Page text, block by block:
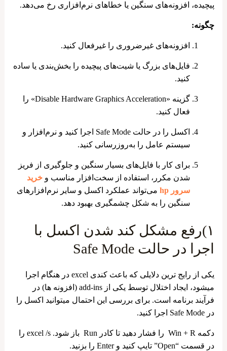
پیچیده، افزونه‌های سنگین یا خطاهای نرم‌افزاری رخ می‌دهد.
چگونه:
افزونه‌های غیرضروری را غیرفعال کنید.
فایل‌های بزرگ یا شیت‌های پیچیده را بخش‌بندی یا ساده
کنید.
گزینه «Disable Hardware Graphics Acceleration» را
فعال کنید.
اکسل را در حالت Safe Mode اجرا کنید و نرم‌افزار و
سیستم عامل را به‌روزرسانی کنید.
برای کار با فایل‌های بسیار سنگین و جلوگیری از فریز
شدن مکرر، استفاده از سخت‌افزار مناسب و خرید
سرور hp
می‌تواند عملکرد اکسل و سایر نرم‌افزارهای
سنگین را به شکل چشمگیری بهبود دهد.
۱)رفع مشکل کند شدن اکسل با
اجرا در حالت Safe Mode
یکی از رایج ‌ترین دلایلی که باعث کندی excel در هنگام اجرا
میشود، ایجاد اختلال توسط یکی از add-ins (افزونه ها) در
فرآیند برنامه است. برای بررسی این احتمال میتوانید اکسل را
در Safe Mode اجرا کنید.
دکمه Win + R را فشار دهید تا کادر Run باز شود. excel /s را
در قسمت “Open” تایپ کنید و Enter را بزنید.